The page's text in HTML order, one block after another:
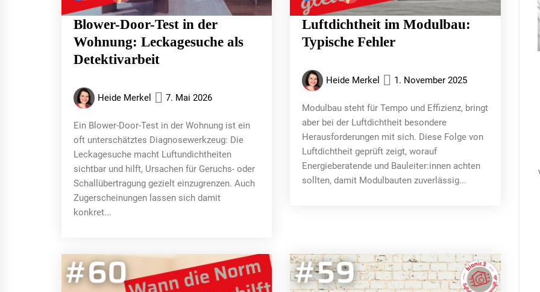
Blower-Door-Test in der
Wohnung: Leckagesuche als
Detektivarbeit
Heide Merkel 7. Mai 2026
Ein Blower-Door-Test in der Wohnung ist ein
oft unterschätztes Diagnosewerkzeug: Die
Leckagesuche macht Luftundichtheiten
sichtbar und hilft, Ursachen für Geruchs- oder
Schallübertragung gezielt einzugrenzen. Auch
Zugerscheinungen lassen sich damit
konkret...
Luftdichtheit im Modulbau:
Typische Fehler
Heide Merkel 1. November 2025
Modulbau steht für Tempo und Effizienz, bringt
aber bei der Luftdichtheit besondere
Herausforderungen mit sich. Diese Folge von
Luftdichtheit geprüft zeigt, worauf
Energieberatende und Bauleiter:innen achten
sollten, damit Modulbauten zuverlässig...